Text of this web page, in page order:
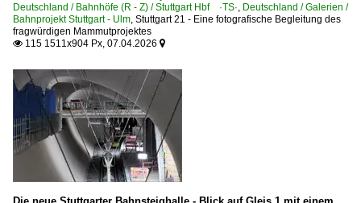
Deutschland / Bahnhöfe (R - Z) / Stuttgart Hbf ·TS·, Deutschland / Galerien /
Bahnprojekt Stuttgart - Ulm, Stuttgart 21 - Eine fotografische Begleitung des
fragwürdigen Mammutprojektes
 115 1511x904 Px, 07.04.2026 